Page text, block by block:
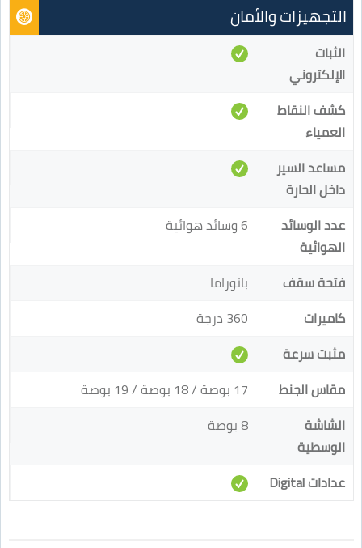
التجهيزات والأمان
الثبات
الإلكتروني
كشف النقاط
العمياء
مساعد السير
داخل الحارة
عدد الوسائد
الهوائية
6 وسائد هوائية
فتحة سقف
بانوراما
كاميرات
360 درجة
مثبت سرعة
مقاس الجنط
17 بوصة / 18 بوصة / 19 بوصة
الشاشة
الوسطية
8 بوصة
عدادات Digital